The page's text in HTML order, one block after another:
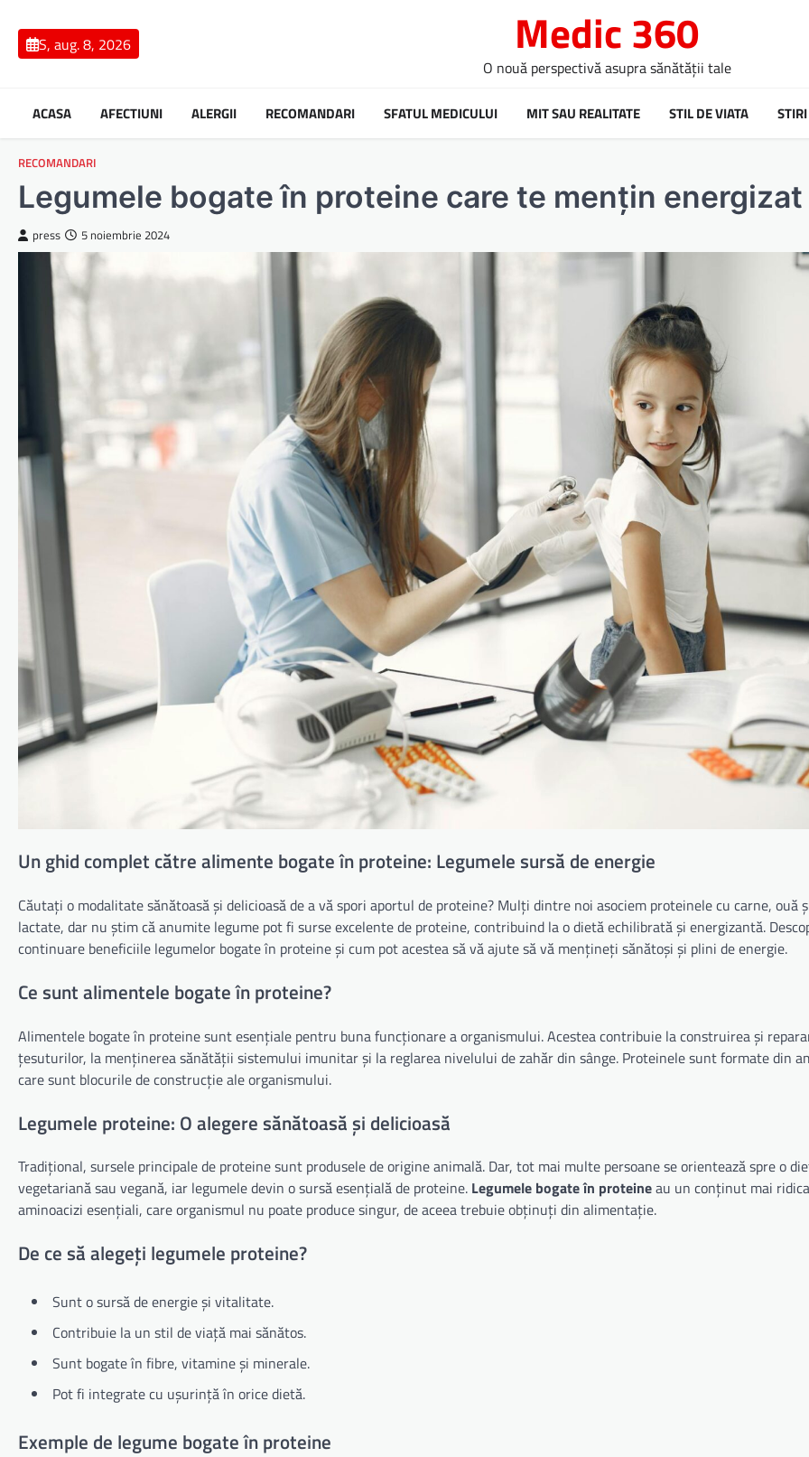
contentS, aug. 8, 2026 Medic 360
O nouă perspectivă asupra sănătății tale
ACASA AFECTIUNI ALERGII RECOMANDARI SFATUL MEDICULUI MIT SAU REALITATE STIL DE VIATA STIRI
RECOMANDARI
Legumele bogate în proteine care te mențin energizat
press 5 noiembrie 2024
Un ghid complet către alimente bogate în proteine: Legumele sursă de energie
Căutați o modalitate sănătoasă și delicioasă de a vă spori aportul de proteine? Mulți dintre noi asociem proteinele cu carne, ouă
lactate, dar nu știm că anumite legume pot fi surse excelente de proteine, contribuind la o dietă echilibrată și energizantă.
continuare beneficiile legumelor bogate în proteine și cum pot acestea să vă ajute să vă mențineți sănătoși și plini de energie.
Ce sunt alimentele bogate în proteine?
Alimentele bogate în proteine sunt esențiale pentru buna funcționare a organismului. Acestea contribuie la construirea și
țesuturilor, la menținerea sănătății sistemului imunitar și la reglarea nivelului de zahăr din sânge. Proteinele sunt formate din
care sunt blocurile de construcție ale organismului.
Legumele proteine: O alegere sănătoasă și delicioasă
Tradițional, sursele principale de proteine sunt produsele de origine animală. Dar, tot mai multe persoane se orientează spre o
vegetariană sau vegană, iar legumele devin o sursă esențială de proteine. Legumele bogate în proteineau un conținut mai
aminoacizi esențiali, care organismul nu poate produce singur, de aceea trebuie obținuți din alimentație.
De ce să alegeți legumele proteine?
Sunt o sursă de energie și vitalitate.
Contribuie la un stil de viață mai sănătos.
Sunt bogate în fibre, vitamine și minerale.
Pot fi integrate cu ușurință în orice dietă.
Exemple de legume bogate în proteine